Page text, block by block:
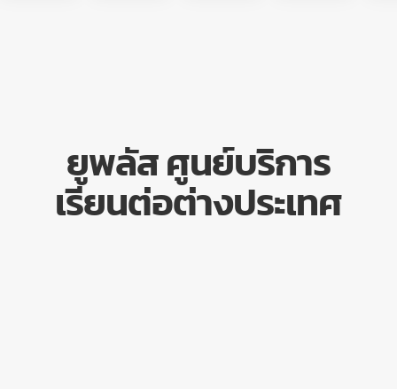
ยูพลัส ศูนย์บริการ
เรียนต่อต่างประเทศ